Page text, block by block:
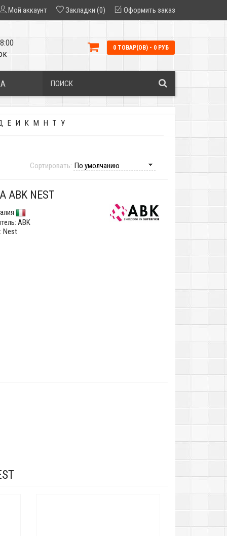
Мой аккаунт Закладки (0) Оформить заказ
0 ТОВАР(ОВ) - 0 РУБ
Е И К М Н Т У
Сортировать:
ABK NEST
ABK
Nest